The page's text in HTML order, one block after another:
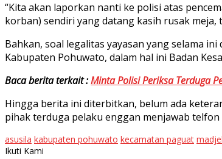
“Kita akan laporkan nanti ke polisi atas
korban) sendiri yang datang kasih rusak meja,
Bahkan, soal legalitas yayasan yang selama
Kabupaten Pohuwato, dalam hal ini Badan
Baca berita terkait :Minta Polisi Periksa Terduga
Hingga berita ini diterbitkan, belum ada
pihak terduga pelaku enggan menjawab
asusila kabupaten pohuwato kecamatan paguat
Ikuti Kami